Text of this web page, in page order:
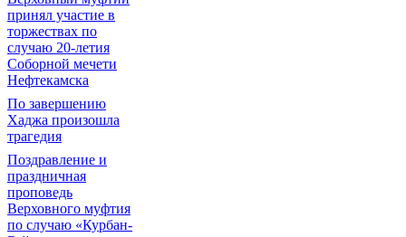
принял участие в
торжествах по
случаю 20-летия
Соборной мечети
Нефтекамска
По завершению
Хаджа произошла
трагедия
Поздравление и
праздничная
проповедь
Верховного муфтия
по случаю «Курбан-